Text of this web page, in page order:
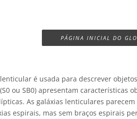
PÁGINA INICIAL DO
é usada para descrever
ou SB0) apresentam características
As galáxias lenticulares
espirais, mas sem braços espirais